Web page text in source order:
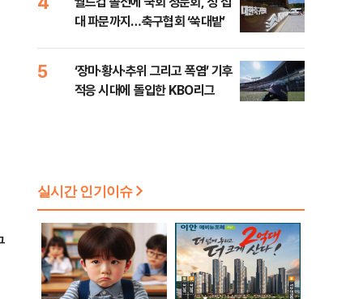
대 파문까지…축구협회 ‘쑥대밭’
5
‘장마·황사·추위 그리고 폭염’ 기후
적응 시대에 돌입한 KBO리그